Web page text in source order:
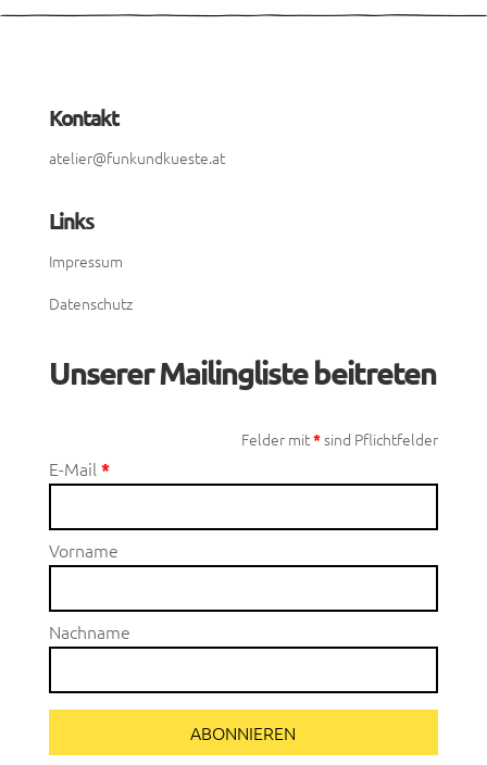
Kontakt
atelier@funkundkueste.at
Links
Impressum
Datenschutz
Unserer Mailingliste beitreten
Felder mit*sind Pflichtfelder
E-Mail *
Vorname
Nachname